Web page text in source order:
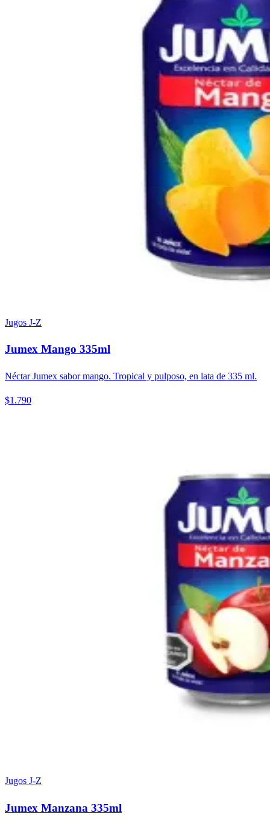
Jugos J-Z
Jumex Mango 335ml
Néctar Jumex sabor mango. Tropical y pulposo, en lata de 335 ml.
$1.790
Jugos J-Z
Jumex Manzana 335ml